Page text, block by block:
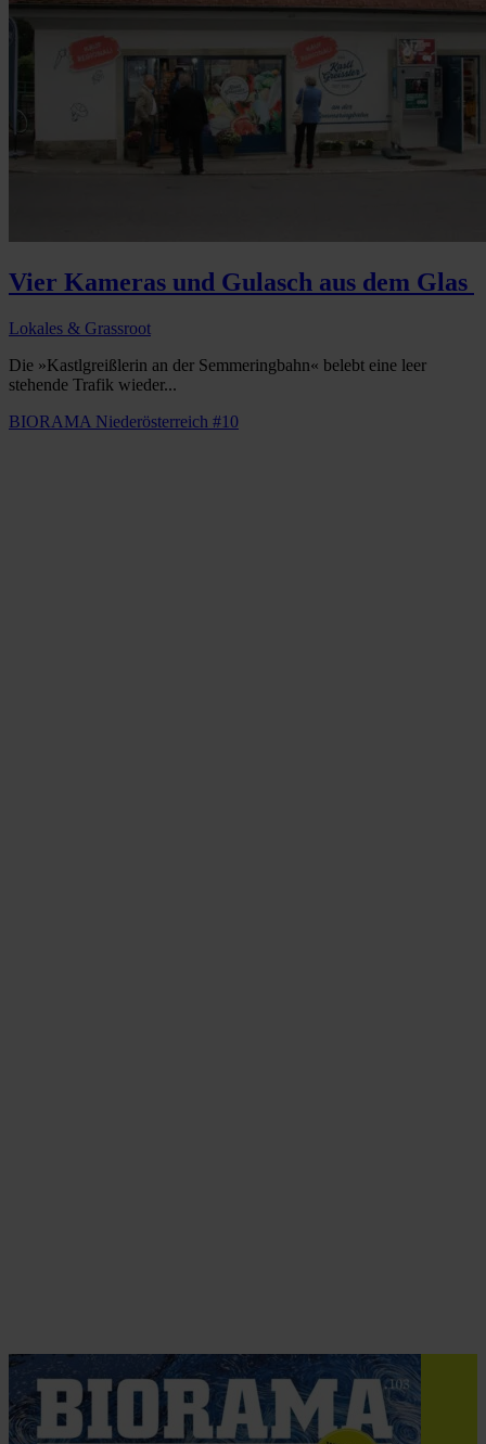
Vier Kameras und Gulasch aus dem Glas
Lokales & Grassroot
Die »Kastlgreißlerin an der Semmeringbahn« belebt eine leer
stehende Trafik wieder...
BIORAMA Niederösterreich #10